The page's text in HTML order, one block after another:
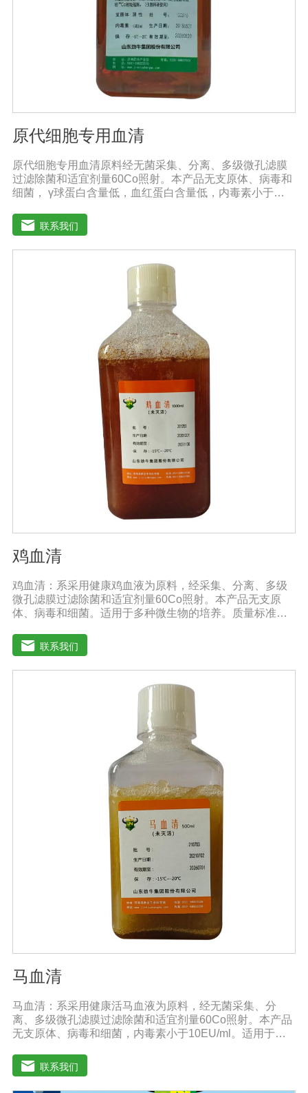
原代细胞专用血清
原代细胞专用血清原料经无菌采集、分离、多级微孔滤膜
过滤除菌和适宜剂量60Co照射。本产品无支原体、病毒和
细菌， γ球蛋白含量低，血红蛋白含量低，内毒素小于
的培养。质量标准：符合《中华人民共和国兽药典》2020
版质量标准。规格：100ml/瓶、250ml/瓶、500ml/瓶保
存：-15℃―-20℃有效期：5年注意事项：1、解冻：采用
逐步解冻法（ -20℃→2-8℃→ 室温），可减少沉淀的产生
使血清质量不会受到影响。
联系我们
鸡血清
鸡血清：系采用健康鸡血液为原料，经采集、分离、多级
微孔滤膜过滤除菌和适宜剂量60Co照射。本产品无支原
体、病毒和细菌。适用于多种微生物的培养。质量标准：
1000ml/瓶保存：-15℃―-20℃有效期：5年注意事项：解
冻：采用逐步解冻法（ -20℃→2-8℃→ 室温），可减少沉
淀的产生使血清质量不会受到影响。
联系我们
马血清
马血清：系采用健康活马血液为原料，经无菌采集、分
离、多级微孔滤膜过滤除菌和适宜剂量60Co照射。本产品
无支原体、病毒和细菌，内毒素小于10EU/ml。适用于多
典》2020版质量标准。规格：500ml/瓶保
存：-15℃―-20℃有效期：5年注意事项：解冻：采用逐
步解冻法（ -20℃→2-8℃→ 室温），可减少沉淀的产生使
联系我们